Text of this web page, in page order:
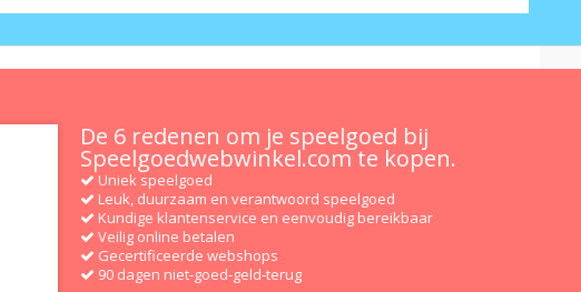
De 6 redenen om je speelgoed bij
Speelgoedwebwinkel.com te kopen.
Uniek speelgoed
Leuk, duurzaam en verantwoord speelgoed
Kundige klantenservice en eenvoudig bereikbaar
Veilig online betalen
Gecertificeerde webshops
90 dagen niet-goed-geld-terug